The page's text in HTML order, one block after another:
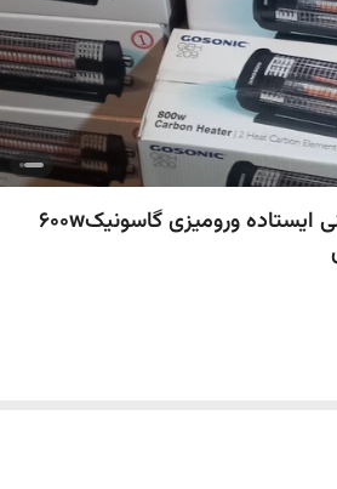
بخاری برقی تابشی کربنی ایستاده ورومیزی گاسونیک600w